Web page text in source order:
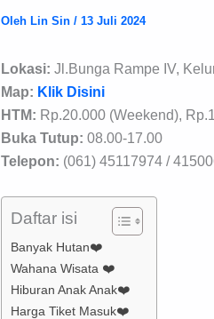
Oleh Lin Sin / 13 Juli 2024
Lokasi: Jl.Bunga Rampe IV,
Map: Klik Disini
HTM: Rp.20.000 (Weekend),
Buka Tutup: 08.00-17.00
Telepon: (061) 45117974 /
Daftar isi
Banyak Hutan❤️
Wahana Wisata ❤️
Hiburan Anak Anak❤️
Harga Tiket Masuk❤️